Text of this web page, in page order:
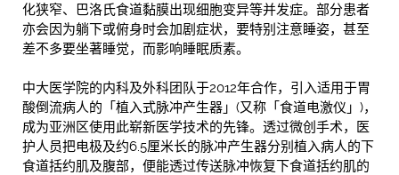
化狭窄、巴洛氏食道黏膜出现细胞变异等并发症。部分患者
亦会因为躺下或俯身时会加剧症状，要特别注意睡姿，甚至
差不多要坐著睡觉，而影响睡眠质素。
中大医学院的内科及外科团队于2012年合作，引入适用于胃
酸倒流病人的「植入式脉冲产生器」(又称「食道电激仪」)，
成为亚洲区使用此崭新医学技术的先锋。透过微创手术，医
护人员把电极及约6.5厘米长的脉冲产生器分别植入病人的下
食道括约肌及腹部，便能透过传送脉冲恢复下食道括约肌的